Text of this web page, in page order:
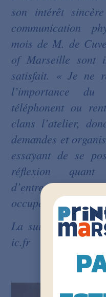
son intérêt
communication
mois de M. de
of Marseille sont
satisfait. « Je ne
l’importance
téléphonent ou
clans l’atelier,
demandes et
essayant de se
réflexion
d’entreprise, etc.
occupés et c’est
La suite dans le
ic.fr